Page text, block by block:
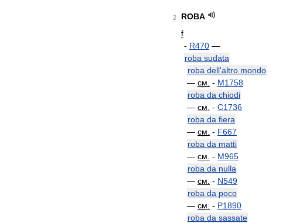
2
ROBA
f
- R470 —
roba sudata
roba dell'altro mondo
— см - M1758
roba da chiodi
— см - C1736
roba da fiera
— см - F667
roba da matti
— см - M965
roba da nulla
— см - N549
roba da poco
— см - P1890
roba da sassate